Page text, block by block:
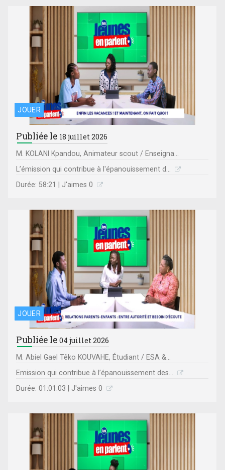
JOUER
Publiée le 18 juillet 2026
M. KOLANI Kpandou, Animateur scout / Enseigna...
L’émission qui contribue à l'épanouissement d...
Durée: 58:21 | J'aimes 0
JOUER
Publiée le04 juillet 2026
M. Abiel Gael Têko KOUVAHE, Étudiant / ESA &...
Emission qui contribue à l’épanouissement des...
Durée: 01:01:03 | J'aimes 0